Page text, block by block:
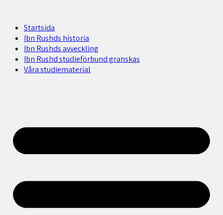
Startsida
Ibn Rushds historia
Ibn Rushds avveckling
Ibn Rushd studieförbund granskas​
Våra studiematerial